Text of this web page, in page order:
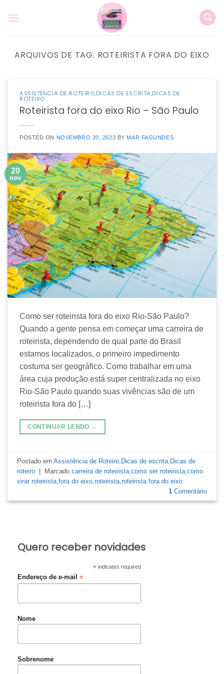
ARQUIVOS DE TAG: ROTEIRISTA FORA DO EIXO
ASSISTÊNCIA DE ROTEIRO,DICAS DE ESCRITA,DICAS DE
ROTEIRO
Roteirista fora do eixo Rio – São Paulo
POSTED ON NOVEMBRO 20, 2023 BY MAR FAGUNDES
20
nov
Como ser roteirista fora do eixo Rio-São Paulo?
Quando a gente pensa em começar uma carreira de
roteirista, dependendo de qual parte do Brasil
estamos localizados, o primeiro impedimento
costuma ser geográfico. Como trabalhar em uma
área cuja produção está super centralizada no eixo
Rio-São Paulo quando suas vivências são de um
roteirista fora do […]
CONTINUAR LENDO →
Postado emAssistência de Roteiro Dicas de escrita Dicas de
roteiro | Marcadocarreira de roteirista ,como ser roteirista ,como
virar roteirista ,fora do eixo ,roteirista ,roteirista fora do eixo
1Comentário
Quero receber novidades
*indicates required
Endereço de e-mail *
Nome
Sobrenome